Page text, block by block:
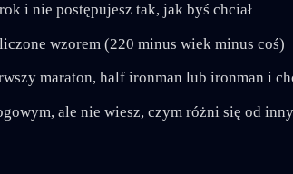
i nie postępujesz tak, jak byś chciał
wzorem (220 minus wiek minus coś)
maraton, half ironman lub ironman i
ale nie wiesz, czym różni się od